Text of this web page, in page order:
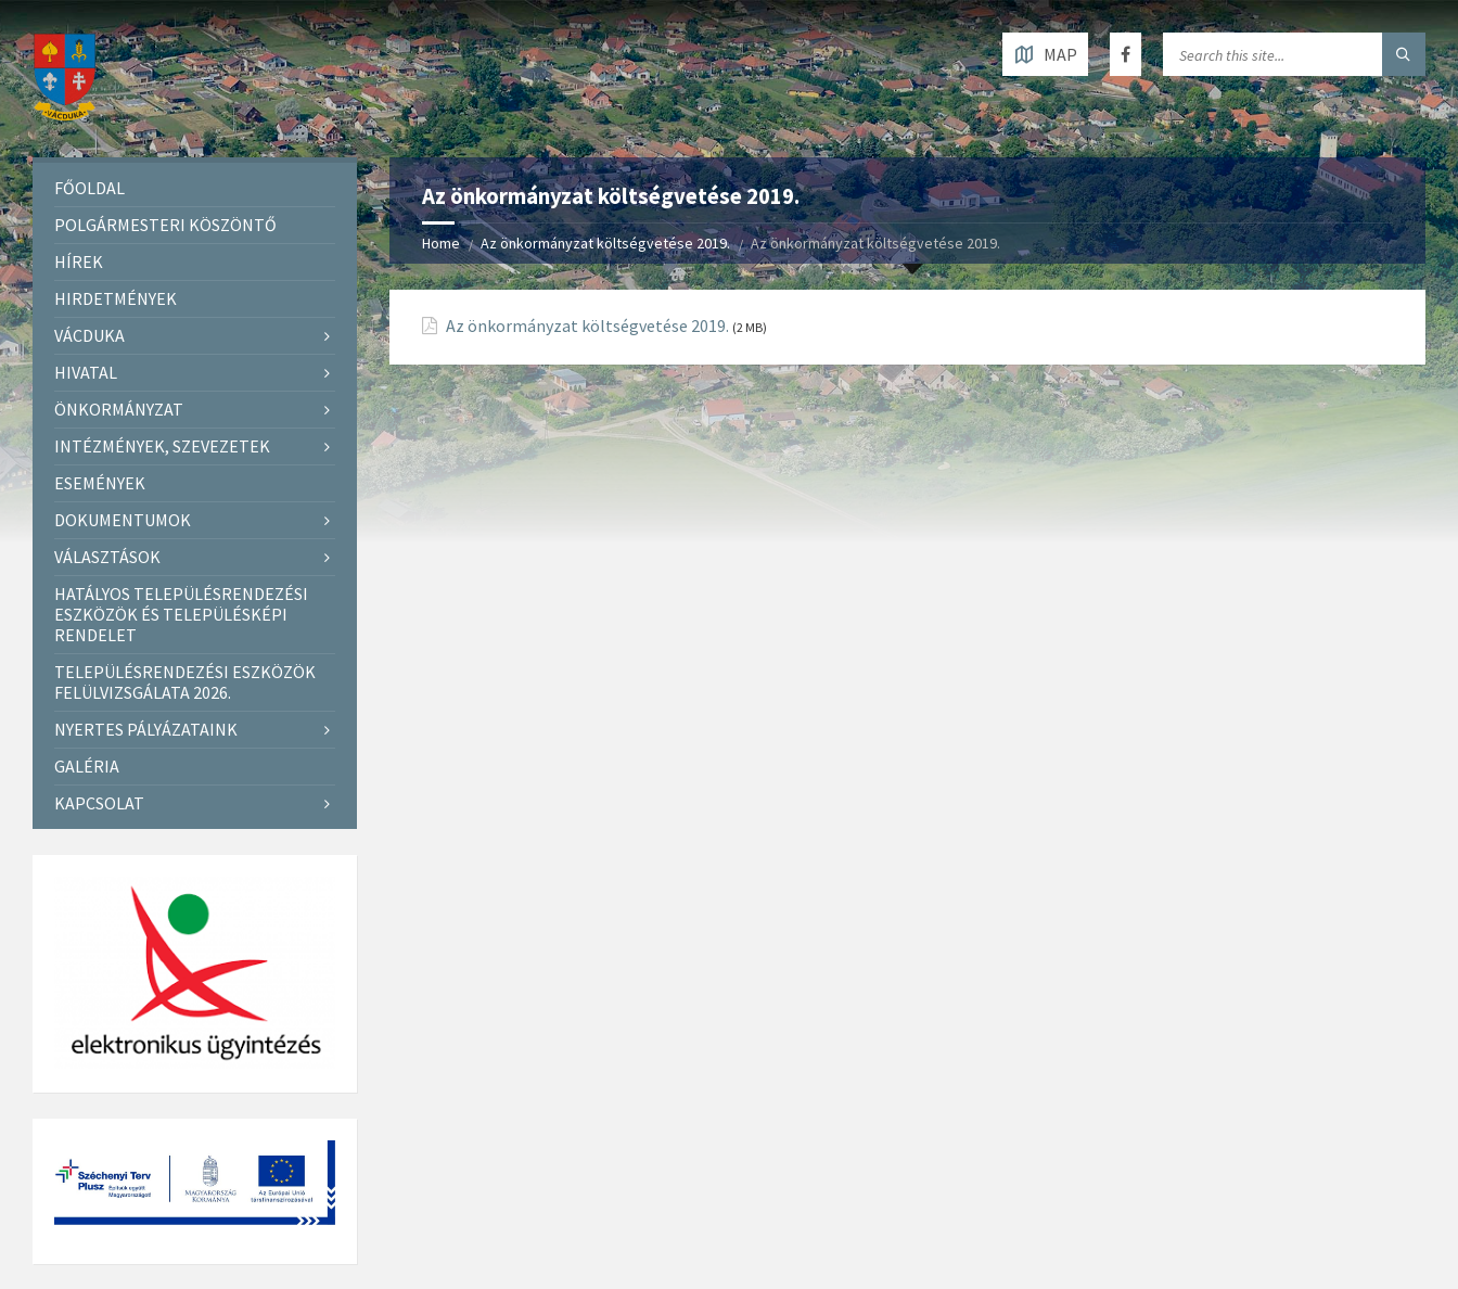
MAP
Az önkormányzat költségvetése 2019.
Home Az önkormányzat költségvetése 2019. Az önkormányzat költségvetése 2019.
Az önkormányzat költségvetése 2019. (2 MB)
FŐOLDAL
POLGÁRMESTERI KÖSZÖNTŐ
HÍREK
HIRDETMÉNYEK
VÁCDUKA
HIVATAL
ÖNKORMÁNYZAT
INTÉZMÉNYEK, SZEVEZETEK
ESEMÉNYEK
DOKUMENTUMOK
VÁLASZTÁSOK
HATÁLYOS TELEPÜLÉSRENDEZÉSI
ESZKÖZÖK ÉS TELEPÜLÉSKÉPI
RENDELET
TELEPÜLÉSRENDEZÉSI ESZKÖZÖK
FELÜLVIZSGÁLATA 2026.
NYERTES PÁLYÁZATAINK
GALÉRIA
KAPCSOLAT